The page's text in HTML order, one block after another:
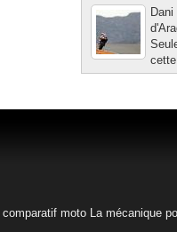
comparatif moto La mécanique